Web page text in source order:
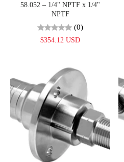
58.052 – 1/4" NPTF x 1/4"
NPTF
(0)
$354.12 USD